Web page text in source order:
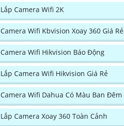
Lắp Camera Wifi 2K
Camera Wifi Kbvision Xoay 360 Giá Rẻ
Camera Wifi Hikvision Báo Động
Lắp Camera Wifi Hikvision Giá Rẻ
Camera Wifi Dahua Có Màu Ban Đêm
Lắp Camera Xoay 360 Toàn Cảnh